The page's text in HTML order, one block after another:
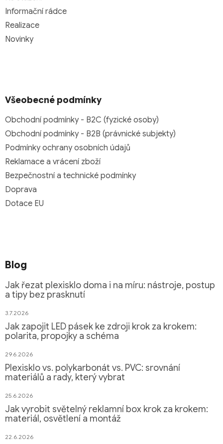
Informační rádce
Realizace
Novinky
Všeobecné podmínky
Obchodní podmínky - B2C (fyzické osoby)
Obchodní podmínky - B2B (právnické subjekty)
Podmínky ochrany osobních údajů
Reklamace a vrácení zboží
Bezpečnostní a technické podmínky
Doprava
Dotace EU
Blog
Jak řezat plexisklo doma i na míru: nástroje, postup
a tipy bez prasknutí
3.7.2026
Jak zapojit LED pásek ke zdroji krok za krokem:
polarita, propojky a schéma
29.6.2026
Plexisklo vs. polykarbonát vs. PVC: srovnání
materiálů a rady, který vybrat
25.6.2026
Jak vyrobit světelný reklamní box krok za krokem:
materiál, osvětlení a montáž
22.6.2026